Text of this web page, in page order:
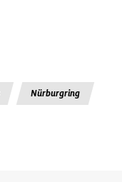
Nürburgring